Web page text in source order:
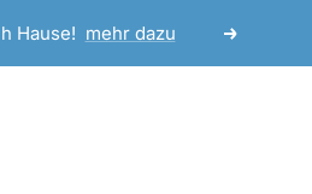
Hause! mehr dazu Weiter